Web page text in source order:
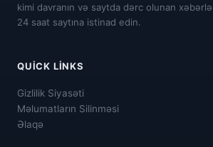
kimi davranın və saytda dərc olunan
24 saat saytına istinad edin.
QUICK LINKS
Gizlilik Siyasəti
Məlumatların Silinməsi
Əlaqə